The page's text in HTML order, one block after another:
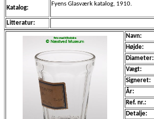
Katalog:
Fyens Glasværk katalog, 1910.
Litteratur:
Navn:
Højde:
Diameter:
Vægt:
Signeret:
År:
Ref. nr.:
Detalje: